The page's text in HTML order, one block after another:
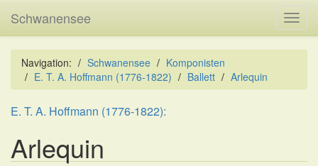
Schwanensee
Navigation: Schwanensee
Komponisten
E. T. A. Hoffmann (1776-1822)
Ballett Arlequin
E. T. A. Hoffmann (1776-1822):
Arlequin